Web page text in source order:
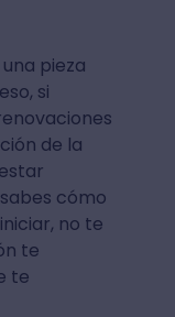
pieza
si
de la
cómo
no te
te
te